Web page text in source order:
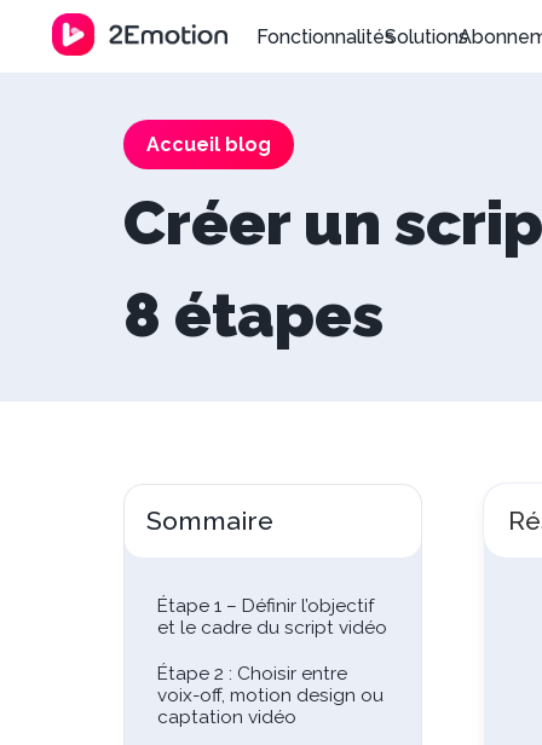
FonctionnalitésSolutions
Accueil blog
Créer un
8 étapes
Sommaire
Étape 1 – Définir l’objectif
et le cadre du script vidéo
Étape 2 : Choisir entre
voix-off, motion design ou
captation vidéo